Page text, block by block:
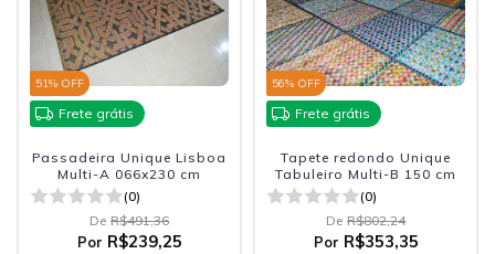
51% OFF
Frete grátis
Passadeira Unique Lisboa
Multi-A 066x230 cm
(0)
De R$491,36
Por R$239,25
56% OFF
Frete grátis
Tapete redondo Unique
Tabuleiro Multi-B 150 cm
(0)
De R$802,24
Por R$353,35